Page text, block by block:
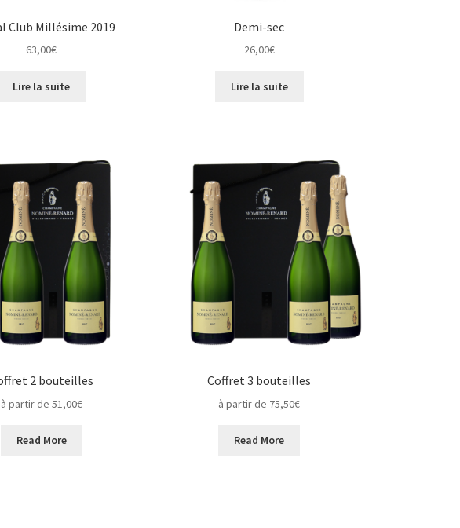
Club Millésime 2019
63,00€
Lire la suite
Demi-sec
26,00€
Lire la suite
2 bouteilles
à partir de 51,00€
Read More
Coffret 3 bouteilles
à partir de 75,50€
Read More